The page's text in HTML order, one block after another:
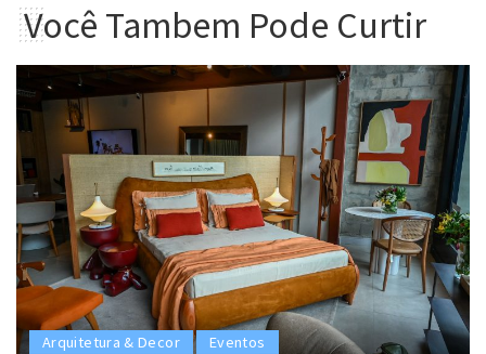
Você Tambem Pode Curtir
Arquitetura & Decor Eventos